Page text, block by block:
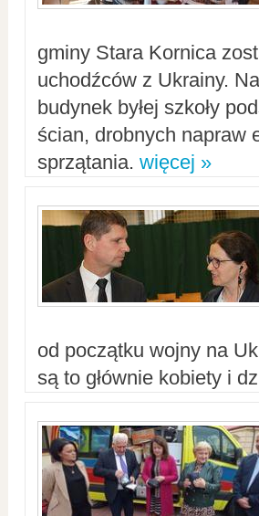
gminy Stara Kornica
uchodźców z Ukrainy.
budynek byłej szkoły
ścian, drobnych napraw
sprzątania. więcej »
od początku wojny na
są to głównie kobiety i